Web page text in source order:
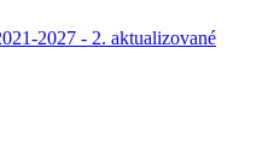
2027 - 2. aktualizované